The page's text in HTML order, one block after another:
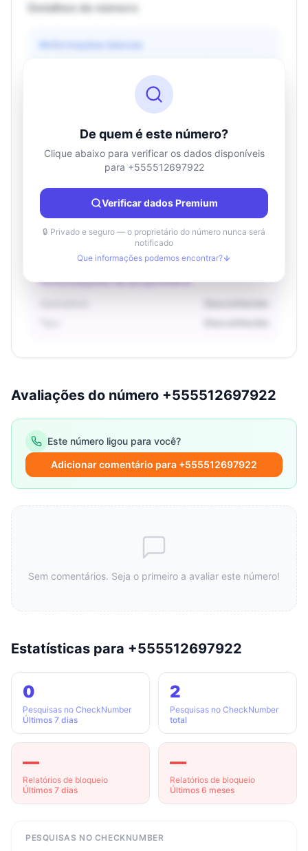
Detalhes do número
Informações básicas
Informações de localização
País
Desconhecido
Cidade
Desconhecido
Região
Desconhecido
Informações do proprietário
De quem é este número?
Clique abaixo para verificar os dados disponíveis
para +555512697922
Verificar dados Premium
🔒 Privado e seguro — o proprietário do número nunca será
notificado
Que informações podemos encontrar?
Avaliações do número +555512697922
Este número ligou para você?
Adicionar comentário para +555512697922
Sem comentários. Seja o primeiro a avaliar este número!
Estatísticas para +555512697922
0
Pesquisas no CheckNumber
Últimos 7 dias
2
Pesquisas no CheckNumber
total
—
Relatórios de bloqueio
Últimos 7 dias
—
Relatórios de bloqueio
Últimos 6 meses
PESQUISAS NO CHECKNUMBER